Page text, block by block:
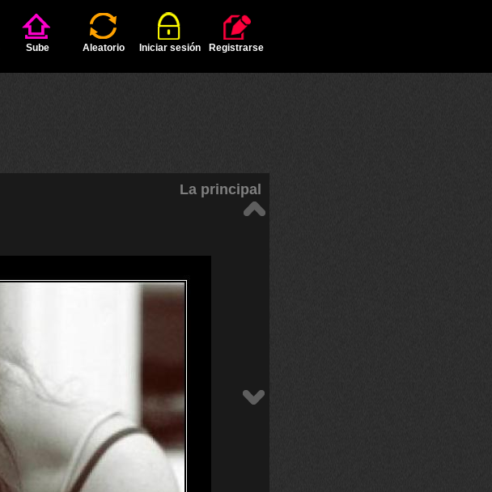
Sube Aleatorio Iniciar sesión Registrarse
La principal